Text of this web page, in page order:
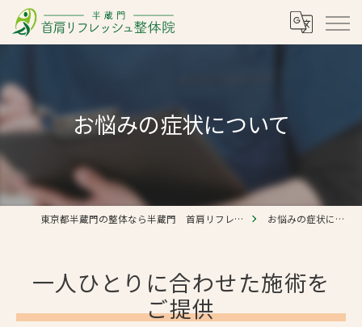
お悩みの症状について
東京都半蔵門の整体なら半蔵門 首肩リフレッシュ整体院 お悩みの症状について
一人ひとりに合わせた施術を
ご提供